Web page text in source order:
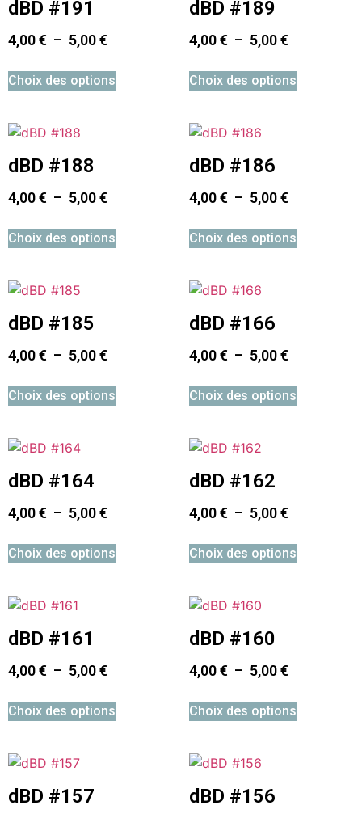
dBD #191
4,00€ – 5,00€
Choix des options
dBD #189
4,00€ – 5,00€
Choix des options
dBD #188
4,00€ – 5,00€
Choix des options
dBD #186
4,00€ – 5,00€
Choix des options
dBD #185
4,00€ – 5,00€
Choix des options
dBD #166
4,00€ – 5,00€
Choix des options
dBD #164
4,00€ – 5,00€
Choix des options
dBD #162
4,00€ – 5,00€
Choix des options
dBD #161
4,00€ – 5,00€
Choix des options
dBD #160
4,00€ – 5,00€
Choix des options
dBD #157 dBD #156